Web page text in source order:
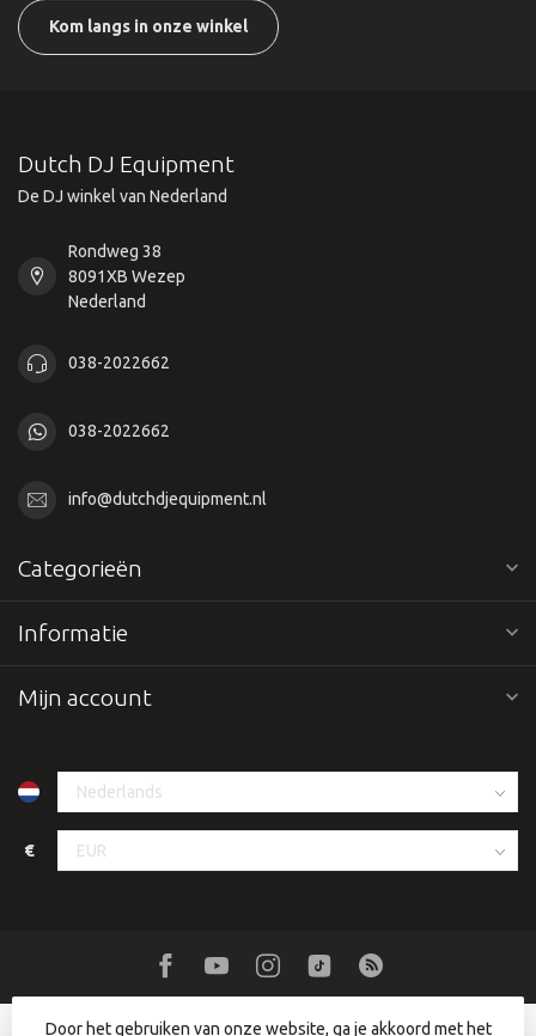
Kom langs in onze winkel
Dutch DJ Equipment
De DJ winkel van Nederland
Rondweg 38
8091XB Wezep
Nederland
038-2022662
038-2022662
info@dutchdjequipment.nl
Categorieën
Informatie
Mijn account
€
Door het gebruiken van onze website, ga je akkoord met het